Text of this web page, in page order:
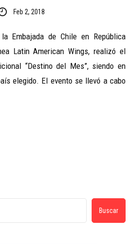
Feb 2, 2018
Embajada de Chile en República
Latin American Wings, realizó el
“Destino del Mes”, siendo en
elegido. El evento se llevó a cabo
Buscar